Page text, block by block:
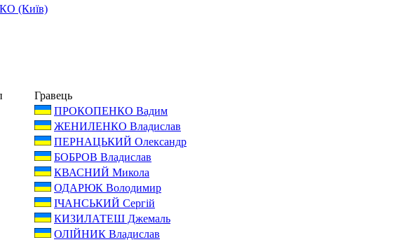
(Київ)
Гравець
ПРОКОПЕНКО Вадим
ЖЕНИЛЕНКО Владислав
ПЕРНАЦЬКИЙ Олександр
БОБРОВ Владислав
КВАСНИЙ Микола
ОДАРЮК Володимир
ІЧАНСЬКИЙ Сергій
КИЗИЛАТЕШ Джемаль
ОЛІЙНИК Владислав